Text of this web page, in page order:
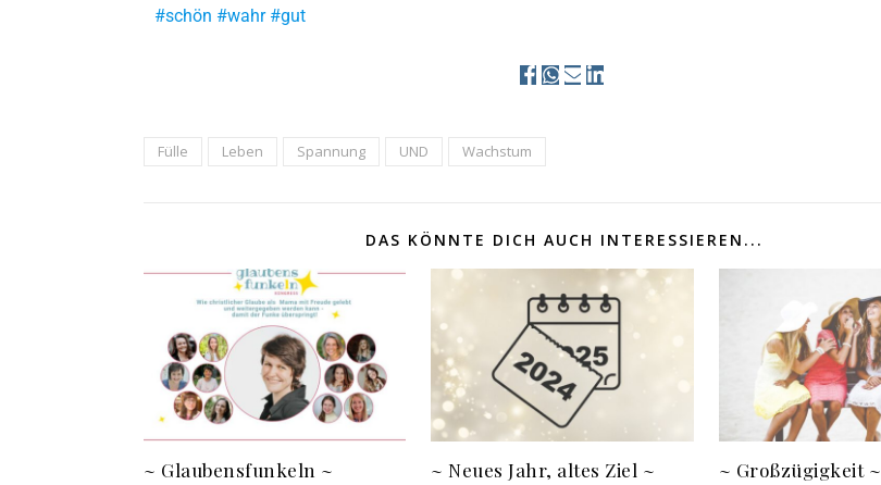
#schön #wahr #gut
Fülle Leben Spannung UND Wachstum
DAS KÖNNTE DICH AUCH INTERESSIEREN...
~ Glaubensfunkeln ~ ~ Neues Jahr, altes Ziel ~ ~ Großzügigkeit ~